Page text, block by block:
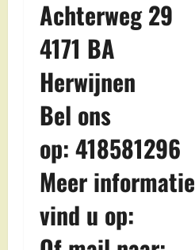
Achterweg 29
4171 BA
Herwijnen
Bel ons
op: 418581296
Meer informatie
vind u op: